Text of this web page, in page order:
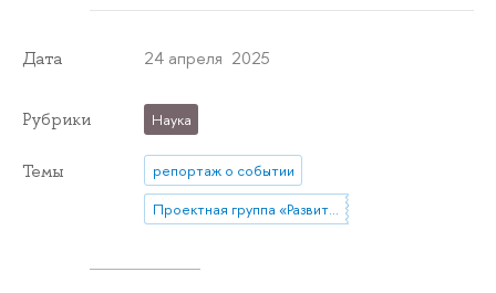
Дата 24 апреля 2025
Рубрики Наука
Темы
репортаж о событии
Проектная группа «Развитие групп самопомощи в университете (SHG)»